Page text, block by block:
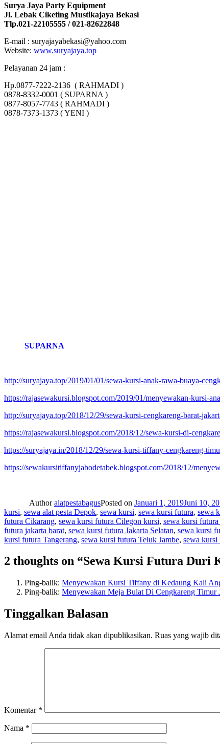
Surya Jaya Party Equipment
Jl. Lebak Ciketing Mustikajaya Bekasi
Tlp.021-22105555 / 021-82622848
E-mail : suryajayabekasi@yahoo.com
Website: www.suryajaya.top
Pelayanan 24 jam :
Hp.0877-7222-2136 ( RAHMADI )
0878-8332-0001 ( SUPARNA )
0877-8057-7743 ( RAHMADI )
0878-7373-1373 ( YENI )
SUPARNA
http://suryajaya.top/2019/01/01/sewa-kursi-anak-rawa-buaya-
https://rajasewakursi.blogspot.com/2019/01/menyewakan-kursi-
http://suryajaya.top/2018/12/29/sewa-kursi-cengkareng-barat-
https://rajasewakursi.blogspot.com/2018/12/sewa-kursi-di-
https://suryajaya.in/2018/12/29/sewa-kursi-tiffany-cengkareng-
https://sewakursitiffanyjabodetabek.blogspot.com/2018/12/
AuthoralatpestabagusPosted on Januari 1, 2019Juni 10,
kursi, sewa alat pesta Depok, sewa kursi, sewa kursi futura, sewa
futura Cikarang, sewa kursi futura Cilegon kursi, sewa kursi
futura jakarta barat, sewa kursi futura Jakarta Selatan, sewa kursi
kursi futura Tangerang, sewa kursi futura Teluk Jambe, sewa kursi
2 thoughts on “Sewa Kursi Futura Duri
Ping-balik: Menyewakan Kursi Tiffany di Kedaung Kali
Ping-balik: Menyewakan Meja Bulat Di Cengkareng Timur
Tinggalkan Balasan
Alamat email Anda tidak akan dipublikasikan. Ruas yang wajib
Komentar *
Nama *